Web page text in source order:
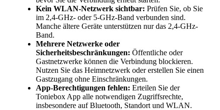
Kein WLAN-Netzwerk sichtbar: Prüfen Sie, ob Sie
im 2,4-GHz- oder 5-GHz-Band verbunden sind.
Manche ältere Geräte unterstützen nur das 2,4-GHz-
Band.
Mehrere Netzwerke oder
Sicherheitsbeschränkungen: Öffentliche oder
Gastnetzwerke können die Verbindung blockieren.
Nutzen Sie das Heimnetzwerk oder erstellen Sie einen
Gastzugang ohne Einschränkungen.
App-Berechtigungen fehlen: Erteilen Sie der
Toniebox App alle notwendigen Zugriffsrechte,
insbesondere auf Bluetooth, Standort und WLAN.